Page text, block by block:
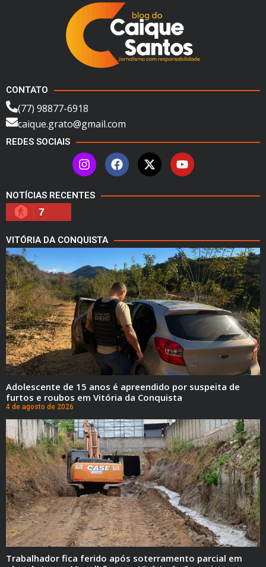
CONTATO
(77) 98877-6918
caique.grato@gmail.com
REDES SOCIAIS
NOTÍCIAS RECENTES
7
VITÓRIA DA CONQUISTA
Adolescente de 15 anos é apreendido por suspeita de
furtos e roubos em Vitória da Conquista
4 de agosto de 2026
Trabalhador fica ferido após soterramento parcial em